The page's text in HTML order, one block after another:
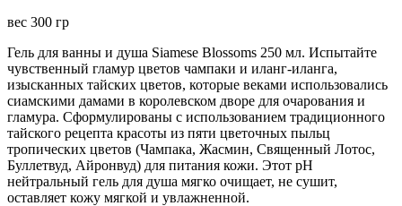
вес 300 гр
Гель для ванны и душа Siamese Blossoms 250 мл. Испытайте
чувственный гламур цветов чампаки и иланг-иланга,
изысканных тайских цветов, которые веками использовались
сиамскими дамами в королевском дворе для очарования и
гламура. Сформулированы с использованием традиционного
тайского рецепта красоты из пяти цветочных пыльц
тропических цветов (Чампака, Жасмин, Священный Лотос,
Буллетвуд, Айронвуд) для питания кожи. Этот pH
нейтральный гель для душа мягко очищает, не сушит,
оставляет кожу мягкой и увлажненной.